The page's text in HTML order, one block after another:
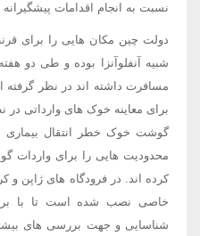
نسبت به انجام اقدامات پیشگیرانه
دولت چین مکان هایی را برای
شبیه آنفلوآنزا بوده و طی دو
مسافرت داشته اند در نظر
برای معاینه خوک های وارداتی
گوشت خوک خطر انتقال بیماری
محدودیت هایی را برای واردات
کرده اند. در فرودگاه های ژاپن
خاصی نصب شده است تا با
شناسایی و جهت بررسی های